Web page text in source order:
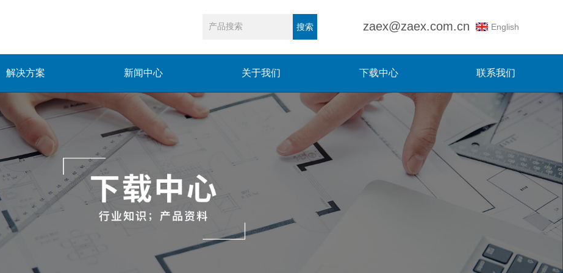
搜索 zaex@zaex.com.cn English
解决方案 新闻中心 关于我们 下载中心 联系我们